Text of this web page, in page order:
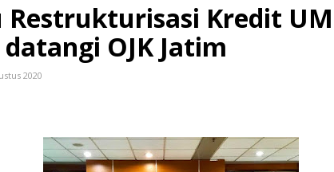
n
a
u
R
Restrukturisasi Kredit
datangi OJK Jatim
2020